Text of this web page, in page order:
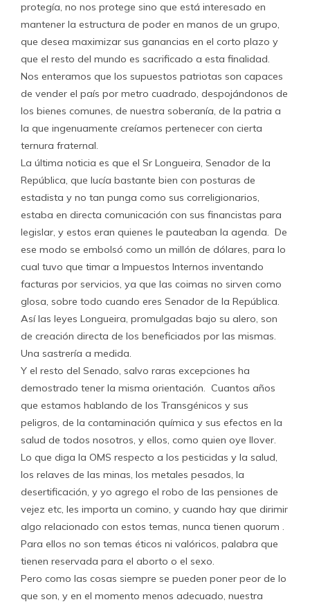
protegía, no nos protege sino que está interesado en
mantener la estructura de poder en manos de un grupo,
que desea maximizar sus ganancias en el corto plazo y
que el resto del mundo es sacrificado a esta finalidad.
Nos enteramos que los supuestos patriotas son capaces
de vender el país por metro cuadrado, despojándonos de
los bienes comunes, de nuestra soberanía, de la patria a
la que ingenuamente creíamos pertenecer con cierta
ternura fraternal.
La última noticia es que el Sr Longueira, Senador de la
República, que lucía bastante bien con posturas de
estadista y no tan punga como sus correligionarios,
estaba en directa comunicación con sus financistas para
legislar, y estos eran quienes le pauteaban la agenda. De
ese modo se embolsó como un millón de dólares, para lo
cual tuvo que timar a Impuestos Internos inventando
facturas por servicios, ya que las coimas no sirven como
glosa, sobre todo cuando eres Senador de la República.
Así las leyes Longueira, promulgadas bajo su alero, son
de creación directa de los beneficiados por las mismas.
Una sastrería a medida.
Y el resto del Senado, salvo raras excepciones ha
demostrado tener la misma orientación. Cuantos años
que estamos hablando de los Transgénicos y sus
peligros, de la contaminación química y sus efectos en la
salud de todos nosotros, y ellos, como quien oye llover.
Lo que diga la OMS respecto a los pesticidas y la salud,
los relaves de las minas, los metales pesados, la
desertificación, y yo agrego el robo de las pensiones de
vejez etc, les importa un comino, y cuando hay que dirimir
algo relacionado con estos temas, nunca tienen quorum .
Para ellos no son temas éticos ni valóricos, palabra que
tienen reservada para el aborto o el sexo.
Pero como las cosas siempre se pueden poner peor de lo
que son, y en el momento menos adecuado, nuestra